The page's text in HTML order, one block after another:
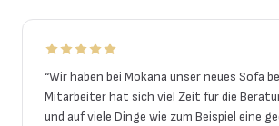
“Wir haben bei Mokana unser neues Sofa
Mitarbeiter hat sich viel Zeit für die
und auf viele Dinge wie zum Beispiel eine